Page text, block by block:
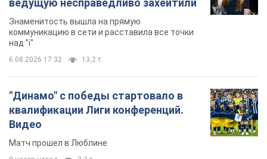
Видео
Матч прошел в Люблине
8 часов назад